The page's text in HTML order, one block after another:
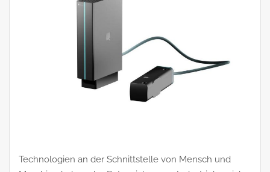
Technologien an der Schnittstelle von Mensch und